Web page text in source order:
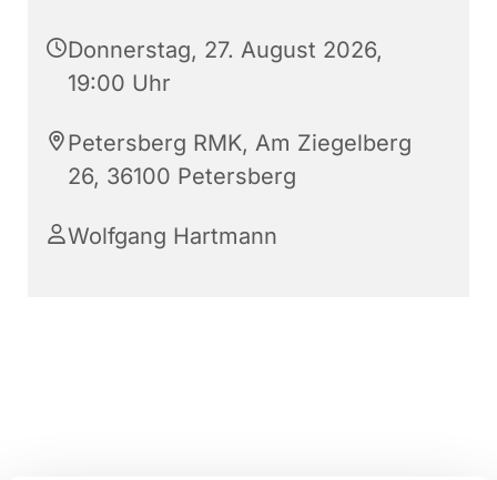
Donnerstag, 27. August 2026,
19:00 Uhr
Petersberg RMK, Am Ziegelberg
26, 36100 Petersberg
Wolfgang Hartmann